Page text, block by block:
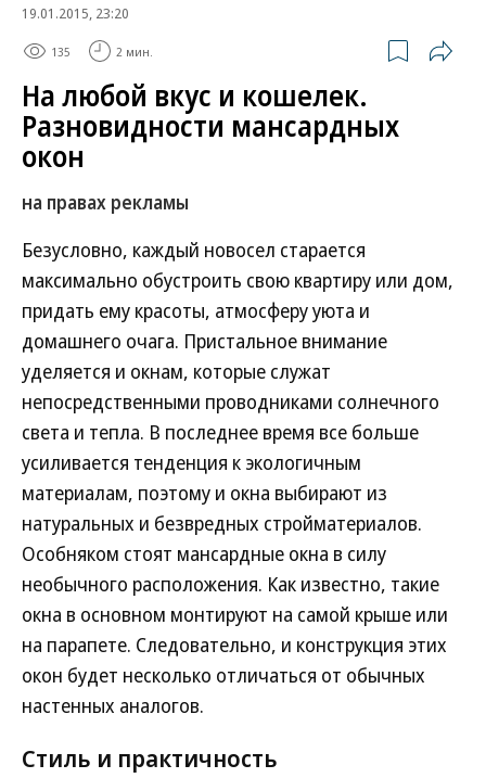
19.01.2015, 23:20
135 2 мин.
На любой вкус и кошелек.
Разновидности мансардных
окон
на правах рекламы
Безусловно, каждый новосел старается
максимально обустроить свою квартиру или дом,
придать ему красоты, атмосферу уюта и
домашнего очага. Пристальное внимание
уделяется и окнам, которые служат
непосредственными проводниками солнечного
света и тепла. В последнее время все больше
усиливается тенденция к экологичным
материалам, поэтому и окна выбирают из
натуральных и безвредных стройматериалов.
Особняком стоят мансардные окна в силу
необычного расположения. Как известно, такие
окна в основном монтируют на самой крыше или
на парапете. Следовательно, и конструкция этих
окон будет несколько отличаться от обычных
настенных аналогов.
Стиль и практичность